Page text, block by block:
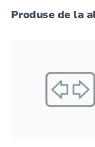
Produse de la